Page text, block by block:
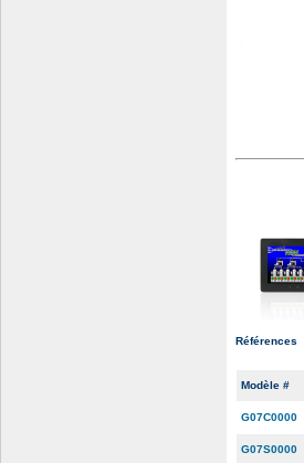
Références
Modèle #
G07C0000
G07S0000